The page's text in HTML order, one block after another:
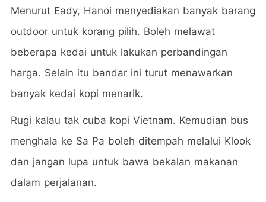
Menurut Eady, Hanoi menyediakan banyak barang
outdoor untuk korang pilih. Boleh melawat
beberapa kedai untuk lakukan perbandingan
harga. Selain itu bandar ini turut menawarkan
banyak kedai kopi menarik.
Rugi kalau tak cuba kopi Vietnam. Kemudian bus
menghala ke Sa Pa boleh ditempah melalui Klook
dan jangan lupa untuk bawa bekalan makanan
dalam perjalanan.